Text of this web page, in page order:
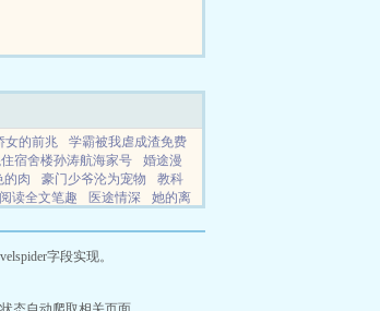
，陈今捡到了一个星球...
女的前兆
学霸被我虐成渣免费
宿舍楼孙涛航海家号
婚途漫
的肉 豪门少爷沦为宠物
教科
读全文笔趣 医途情深
她的离
双生姐妹重生互换命运前世一个
不可以番外 黑道受r18
最新章节
字段实现。